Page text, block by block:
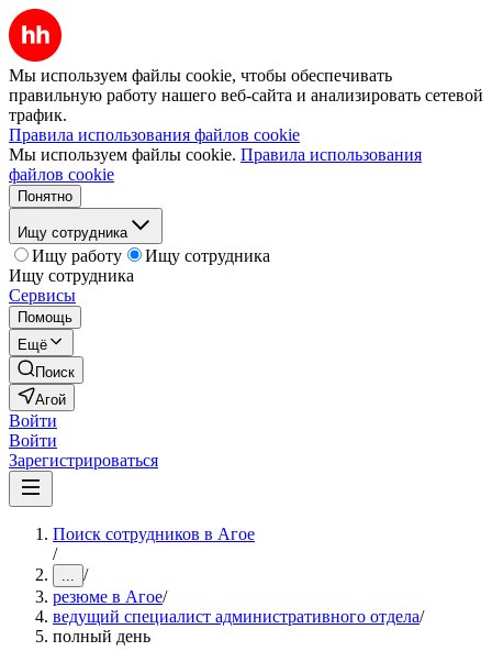
Мы используем файлы cookie, чтобы обеспечивать
правильную работу нашего веб-сайта и анализировать сетевой
трафик.
Правила использования файлов cookie
Мы используем файлы cookie. Правила использования
файлов cookie
Понятно
Ищу сотрудника
Ищу работу
Ищу сотрудника
Ищу сотрудника
Сервисы
Помощь
Ещё
Поиск
Агой
Войти
Войти
Зарегистрироваться
Поиск сотрудников в Агое
/
... /
резюме в Агое/
ведущий специалист административного отдела/
полный день